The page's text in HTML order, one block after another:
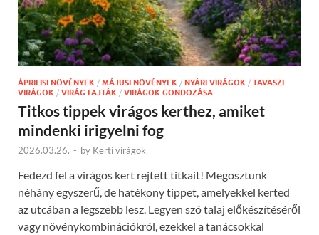
ÁPRILISI NÖVÉNYEK / MÁJUSI NÖVÉNYEK / NYÁRI VIRÁGOK / TAVASZI
VIRÁGOK / VIRÁG FAJTÁK / VIRÁGOK GONDOZÁSA
Titkos tippek virágos kerthez, amiket
mindenki irigyelni fog
2026.03.26. - by Kerti virágok
Fedezd fel a virágos kert rejtett titkait! Megosztunk
néhány egyszerű, de hatékony tippet, amelyekkel kerted
az utcában a legszebb lesz. Legyen szó talaj előkészítéséről
vagy növénykombinációkról, ezekkel a tanácsokkal